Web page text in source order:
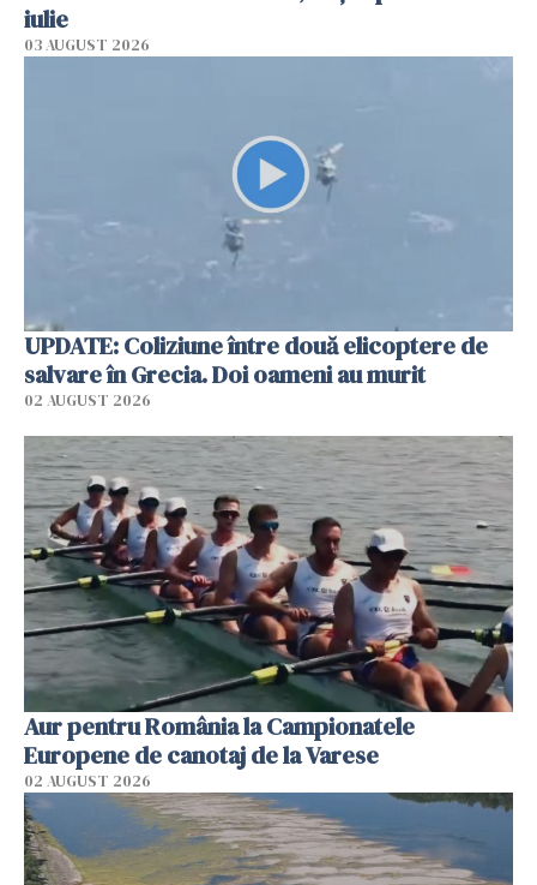
iulie
03 AUGUST 2026
UPDATE: Coliziune între două elicoptere de
salvare în Grecia. Doi oameni au murit
02 AUGUST 2026
Aur pentru România la Campionatele
Europene de canotaj de la Varese
02 AUGUST 2026